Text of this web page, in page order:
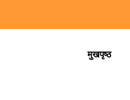
मुखपृष्ठ